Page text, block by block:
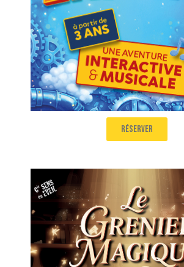
réserver